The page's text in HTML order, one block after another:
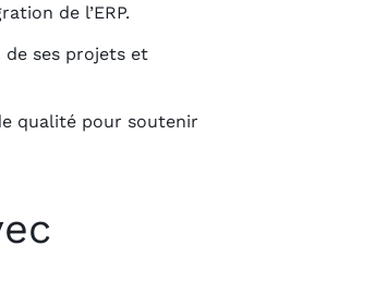
de l’ERP.
de ses projets et
qualité pour soutenir